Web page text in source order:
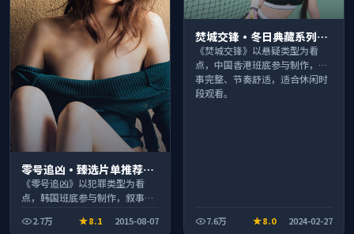
零号追凶·臻选片单推荐画
质清晰观看流畅
《零号追凶》以犯罪类型为看
点，韩国班底参与制作，叙事完
看。2.7万 8.1 2015-08-07
焚城交锋·冬日典藏系列温
情叙事引人入胜
《焚城交锋》以悬疑类型为看
点，中国香港班底参与制作，叙
事完整、节奏舒适，适合休闲时
段观看。
7.6万 8.0 2024-02-27